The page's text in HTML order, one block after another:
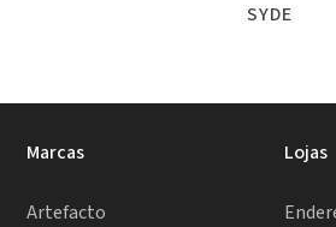
SYDE
Marcas
Artefacto
Lojas